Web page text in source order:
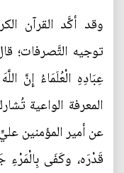
وقد أكَّد القرآن
توجيه التَّصرفات؛
المعرفة الواعية
عن أمير المؤمنين
قَدْرَه، وكَفَى